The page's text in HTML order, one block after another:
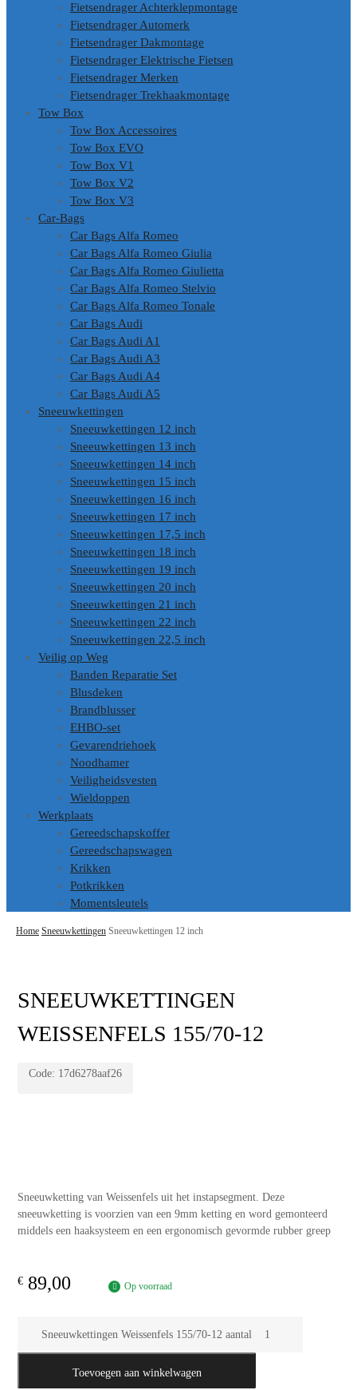
Fietsendrager Achterklepmontage
Fietsendrager Automerk
Fietsendrager Dakmontage
Fietsendrager Elektrische Fietsen
Fietsendrager Merken
Fietsendrager Trekhaakmontage
Tow Box
Tow Box Accessoires
Tow Box EVO
Tow Box V1
Tow Box V2
Tow Box V3
Car-Bags
Car Bags Alfa Romeo
Car Bags Alfa Romeo Giulia
Car Bags Alfa Romeo Giulietta
Car Bags Alfa Romeo Stelvio
Car Bags Alfa Romeo Tonale
Car Bags Audi
Car Bags Audi A1
Car Bags Audi A3
Car Bags Audi A4
Car Bags Audi A5
Sneeuwkettingen
Sneeuwkettingen 12 inch
Sneeuwkettingen 13 inch
Sneeuwkettingen 14 inch
Sneeuwkettingen 15 inch
Sneeuwkettingen 16 inch
Sneeuwkettingen 17 inch
Sneeuwkettingen 17,5 inch
Sneeuwkettingen 18 inch
Sneeuwkettingen 19 inch
Sneeuwkettingen 20 inch
Sneeuwkettingen 21 inch
Sneeuwkettingen 22 inch
Sneeuwkettingen 22,5 inch
Veilig op Weg
Banden Reparatie Set
Blusdeken
Brandblusser
EHBO-set
Gevarendriehoek
Noodhamer
Veiligheidsvesten
Wieldoppen
Werkplaats
Gereedschapskoffer
Gereedschapswagen
Krikken
Potkrikken
Momentsleutels
Home Sneeuwkettingen Sneeuwkettingen 12 inch
SNEEUWKETTINGEN
WEISSENFELS 155/70-12
Code: 17d6278aaf26
Sneeuwketting van Weissenfels uit het instapsegment. Deze
sneeuwketting is voorzien van een 9mm ketting en word gemonteerd
middels een haaksysteem en een ergonomisch gevormde rubber greep
€ 89,00 Op voorraad
Sneeuwkettingen Weissenfels 155/70-12 aantal
Toevoegen aan winkelwagen